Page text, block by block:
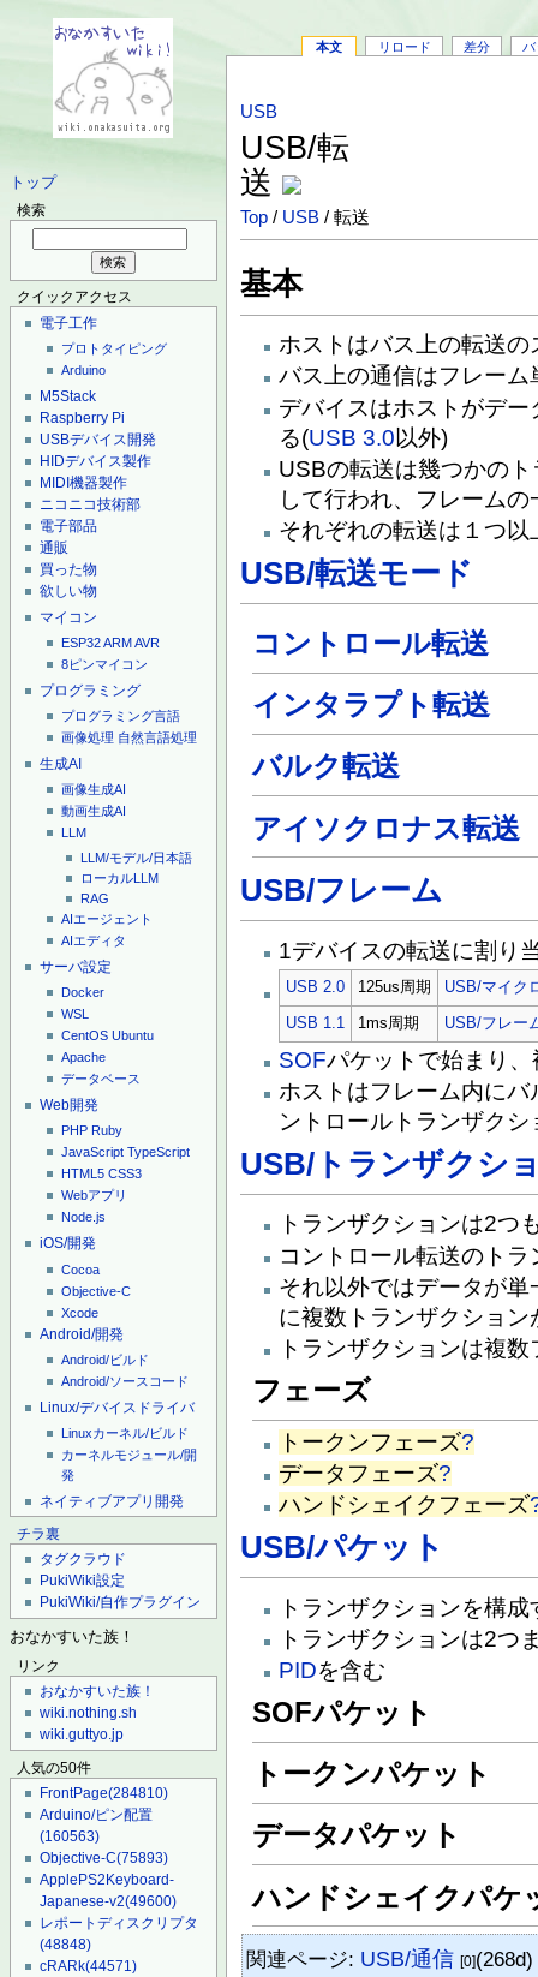
トップ
検索
クイックアクセス
電子工作
プロトタイピング
Arduino
M5Stack
Raspberry Pi
USBデバイス開発
HIDデバイス製作
MIDI機器製作
ニコニコ技術部
電子部品
通販
買った物
欲しい物
マイコン
ESP32ARMAVR
8ピンマイコン
プログラミング
プログラミング言語
画像処理 自然言語処理
生成AI
画像生成AI
動画生成AI
LLM
LLM/モデル/日本語
ローカルLLM
RAG
AIエージェント
AIエディタ
サーバ設定
Docker
WSL
CentOS Ubuntu
Apache
データベース
Web開発
PHP Ruby
JavaScript TypeScript
HTML5 CSS3
Webアプリ
Node.js
iOS/開発
Cocoa
Objective-C
Xcode
Android/開発
Android/ビルド
Android/ソースコード
Linux/デバイスドライバ
Linuxカーネル/ビルド
カーネルモジュール/開
発
ネイティブアプリ開発
チラ裏
タグクラウド
PukiWiki設定
PukiWiki/自作プラグイン
おなかすいた族！
リンク
おなかすいた族！
wiki.nothing.sh
wiki.guttyo.jp
人気の50件
FrontPage(284810)
Arduino/ピン配置
(160563)
Objective-C(75893)
ApplePS2Keyboard-
Japanese-v2(49600)
レポートディスクリプタ
(48848)
cRARk(44571)
本文 リロード 差分 バ
USB
USB/転
送
Top / USB / 転送
基本
ホストはバス上の転送
バス上の通信はフレー
デバイスはホストがデ
る(USB 3.0以外)
USBの転送は幾つかの
して行われ、フレーム
それぞれの転送は１つ
USB/転送モード
コントロール転送
インタラプト転送
バルク転送
アイソクロナス転送
USB/フレーム
1デバイスの転送に割り
USB 2.0 125us周期 USB/マイク
USB 1.1 1ms周期 USB/フレー
SOFパケットで始まり
ホストはフレーム内に
ントロールトランザク
USB/トランザクシ
トランザクションは2つ
コントロール転送のト
それ以外ではデータが
に複数トランザクション
トランザクションは複
フェーズ
トークンフェーズ?
データフェーズ?
ハンドシェイクフェーズ
USB/パケット
トランザクションを構
トランザクションは2つ
PIDを含む
SOFパケット
トークンパケット
データパケット
ハンドシェイクパケ
関連ページ: USB/通信 [0]